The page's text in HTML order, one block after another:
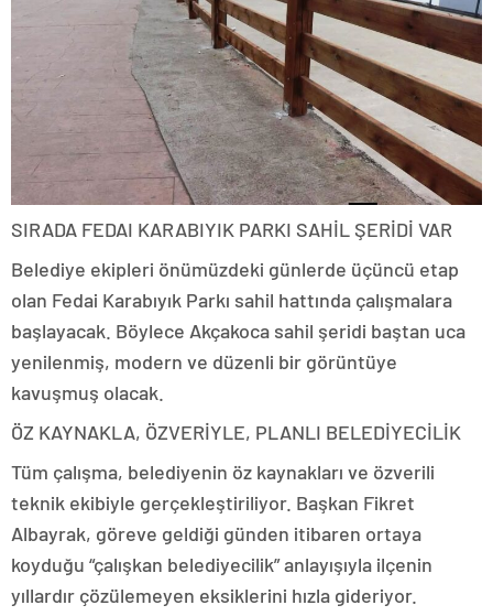
SIRADA FEDAI KARABIYIK PARKI SAHİL ŞERİDİ VAR
Belediye ekipleri önümüzdeki günlerde üçüncü etap
olan Fedai Karabıyık Parkı sahil hattında çalışmalara
başlayacak. Böylece Akçakoca sahil şeridi baştan uca
yenilenmiş, modern ve düzenli bir görüntüye
kavuşmuş olacak.
ÖZ KAYNAKLA, ÖZVERİYLE, PLANLI BELEDİYECİLİK
Tüm çalışma, belediyenin öz kaynakları ve özverili
teknik ekibiyle gerçekleştiriliyor. Başkan Fikret
Albayrak, göreve geldiği günden itibaren ortaya
koyduğu “çalışkan belediyecilik” anlayışıyla ilçenin
yıllardır çözülemeyen eksiklerini hızla gideriyor.